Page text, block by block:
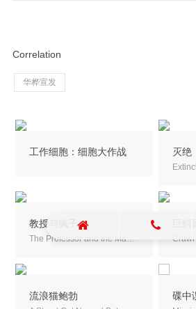
Correlation
华桦宣发
工作细胞：细胞大作战 灭绝
教授与疯子
The Professor and the Madman Crawl
流浪猫鲍勃 碟中